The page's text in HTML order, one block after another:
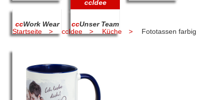
ccIdee
ccWork Wear ccUnser Team
Startseite
ccIdee Küche Fototassen farbig